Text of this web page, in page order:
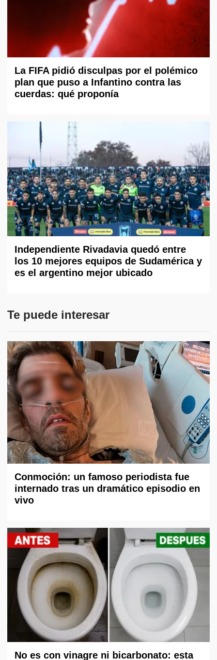
La FIFA pidió disculpas por el polémico
plan que puso a Infantino contra las
cuerdas: qué proponía
Independiente Rivadavia quedó entre
los 10 mejores equipos de Sudamérica y
es el argentino mejor ubicado
Te puede interesar
Conmoción: un famoso periodista fue
internado tras un dramático episodio en
vivo
No es con vinagre ni bicarbonato: esta